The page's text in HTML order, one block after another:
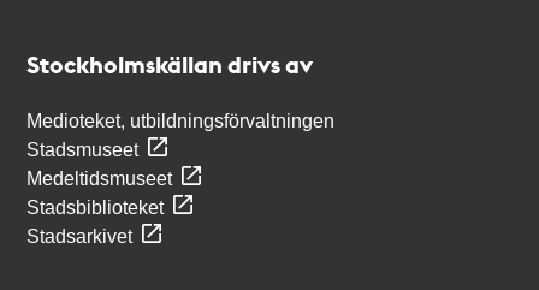
Stockholmskällan drivs av
Medioteket, utbildningsförvaltningen
Stadsmuseet
Medeltidsmuseet
Stadsbiblioteket
Stadsarkivet